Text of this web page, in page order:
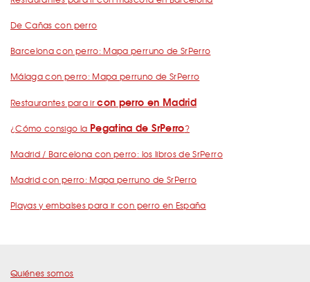
De Cañas con perro
Barcelona con perro: Mapa perruno de SrPerro
Málaga con perro: Mapa perruno de SrPerro
Restaurantes para ircon perro en Madrid
¿Cómo consigo la Pegatina de SrPerro?
Madrid / Barcelona con perro: los libros de SrPerro
Madrid con perro: Mapa perruno de SrPerro
Playas y embalses para ir con perro en España
Quiénes somos